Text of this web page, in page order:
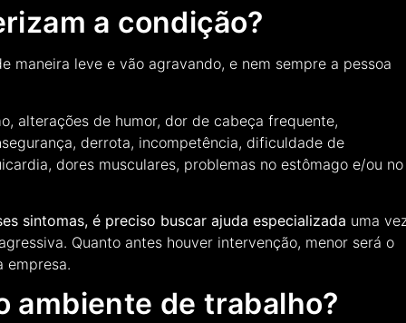
a condição?
maneira leve e vão agravando, e nem sempre a pessoa
alterações de humor, dor de cabeça frequente,
derrota, incompetência, dificuldade de
dores musculares, problemas no estômago e/ou no
sintomas, é preciso buscar ajuda especializada uma
Quanto antes houver intervenção, menor será o
empresa.
ambiente de trabalho?